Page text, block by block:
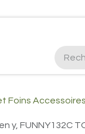
EGO
Foins
FUNNY132C